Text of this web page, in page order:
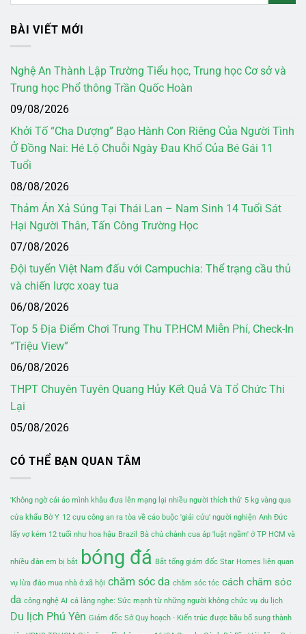
BÀI VIẾT MỚI
Nghệ An Thành Lập Trường Tiểu học, Trung học Cơ sở và
Trung học Phổ thông Trần Quốc Hoàn
09/08/2026
Khởi Tố “Cha Dượng” Bạo Hành Con Riêng Của Người Tình
Ở Đồng Nai: Hé Lộ Chuỗi Ngày Đau Khổ Của Bé Gái 11
Tuổi
08/08/2026
Thảm Án Xả Súng Tại Thái Lan – Nam Sinh 14 Tuổi Sát
Hại Người Thân, Tấn Công Trường Học
07/08/2026
Đội tuyển Việt Nam đấu với Campuchia: Thể trạng cầu thủ
và chiến lược xoay tua
06/08/2026
Top 5 Địa Điểm Chơi Trung Thu TP.HCM Miễn Phí, Check-In
“Triệu View”
06/08/2026
THPT Chuyên Tuyên Quang Hủy Kết Quả Và Tổ Chức Thi
Lại
05/08/2026
CÓ THỂ BẠN QUAN TÂM
'Không ngờ cái áo mình khâu đưa lên mạng lại nhiều người thích thú' 5 kg vàng qua
cửa khẩu Bờ Y 12 cựu công an ra tòa về cáo buộc 'giải cứu' người nghiện Anh Đức
lấy vợ kém 12 tuổi như hoa hậu Brazil Bà chủ chành cua áp 'luật ngầm' ở TP HCM và
nhiều đàn em bị bắt bóng đá Bắt tổng giám đốc Star Homes liên quan
vụ lừa đảo mua nhà ở xã hội chăm sóc da chăm sóc tóc cách chăm sóc
da công nghệ AI cả làng nghe: Sức mạnh từ những người không chức vụ du lịch
Du lịch Phú Yên Giám đốc Sở Quy hoạch - Kiến trúc được bầu bổ sung thành